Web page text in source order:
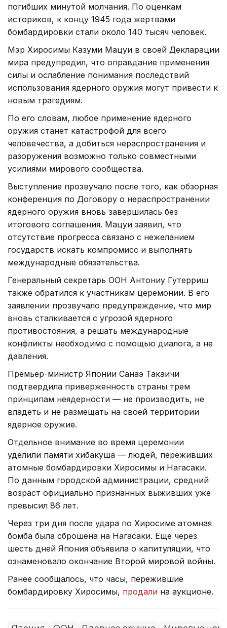
погибших минутой молчания. По оценкам
историков, к концу 1945 года жертвами
бомбардировки стали около 140 тысяч человек.
Мэр Хиросимы Казуми Мацуи в своей Декларации
мира предупредил, что оправдание применения
силы и ослабление понимания последствий
использования ядерного оружия могут привести к
новым трагедиям.
По его словам, любое применение ядерного
оружия станет катастрофой для всего
человечества, а добиться нераспространения и
разоружения возможно только совместными
усилиями мирового сообщества.
Выступление прозвучало после того, как обзорная
конференция по Договору о нераспространении
ядерного оружия вновь завершилась без
итогового соглашения. Мацуи заявил, что
отсутствие прогресса связано с нежеланием
государств искать компромисс и выполнять
международные обязательства.
Генеральный секретарь ООН Антониу Гутерриш
также обратился к участникам церемонии. В его
заявлении прозвучало предупреждение, что мир
вновь сталкивается с угрозой ядерного
противостояния, а решать международные
конфликты необходимо с помощью диалога, а не
давления.
Премьер-министр Японии Санаэ Такаичи
подтвердила приверженность страны трем
принципам неядерности — не производить, не
владеть и не размещать на своей территории
ядерное оружие.
Отдельное внимание во время церемонии
уделили памяти хибакуша — людей, переживших
атомные бомбардировки Хиросимы и Нагасаки.
По данным городской администрации, средний
возраст официально признанных выживших уже
превысил 86 лет.
Через три дня после удара по Хиросиме атомная
бомба была сброшена на Нагасаки. Еще через
шесть дней Япония объявила о капитуляции, что
ознаменовало окончание Второй мировой войны.
Ранее сообщалось, что часы, пережившие
бомбардировку Хиросимы, продали на аукционе.